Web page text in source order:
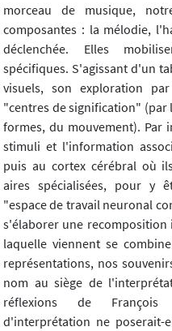
morceau de musique,
composantes : la mélodie,
déclenchée. Elles
spécifiques. S'agissant d'un
visuels, son exploration
"centres de signification"
formes, du mouvement). Par
stimuli et l'information
puis au cortex cérébral où
aires spécialisées, pour y
"espace de travail neuronal
s'élaborer une recomposition
laquelle viennent se
représentations, nos
nom au siège de
réflexions de François
d'interprétation ne poserait-